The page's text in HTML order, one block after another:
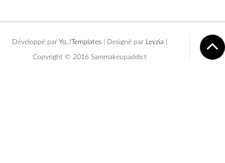
Développé par Yo..!Templates | Designé par Leyzia
Copyright © 2016 Sammakeupaddict